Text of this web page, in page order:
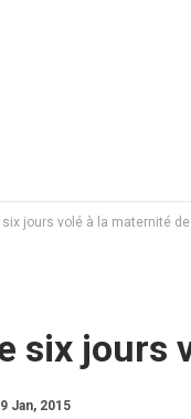
six jours volé à la maternité de
six jours
Jan, 2015